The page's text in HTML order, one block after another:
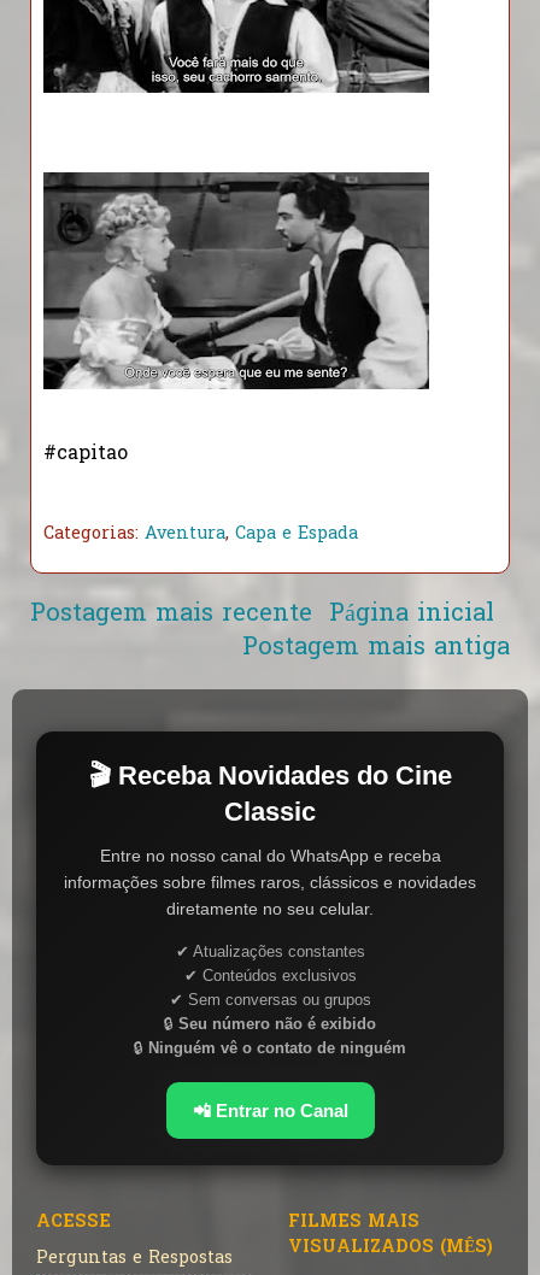
#capitao
Categorias: Aventura, Capa e Espada
Postagem mais recente
Postagem mais antiga
Página inicial
🎬 Receba Novidades do Cine
Classic
Entre no nosso canal do WhatsApp e receba
informações sobre filmes raros, clássicos e novidades
diretamente no seu celular.
✔ Atualizações constantes
✔ Conteúdos exclusivos
✔ Sem conversas ou grupos
🔒 Seu número não é exibido
🔒 Ninguém vê o contato de ninguém
📲 Entrar no Canal
ACESSE
Perguntas e Respostas
FILMES MAIS
VISUALIZADOS (MÊS)